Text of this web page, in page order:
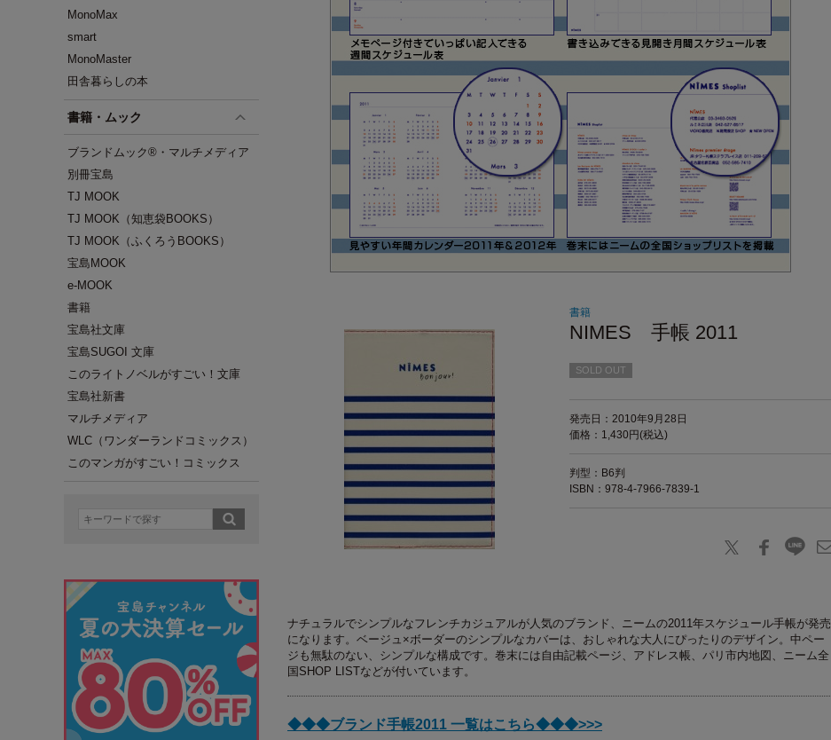
MonoMax
smart
MonoMaster
田舎暮らしの本
書籍・ムック
ブランドムック®・マルチメディア
別冊宝島
TJ MOOK
TJ MOOK（知恵袋BOOKS）
TJ MOOK（ふくろうBOOKS）
宝島MOOK
e-MOOK
書籍
宝島社文庫
宝島SUGOI 文庫
このライトノベルがすごい！文庫
宝島社新書
マルチメディア
WLC（ワンダーランドコミックス）
このマンガがすごい！コミックス
書籍
NIMES 手帳 2011
SOLD OUT
発売日：2010年9月28日
価格：1,430円(税込)
判型：B6判
ISBN：978-4-7966-7839-1
ナチュラルでシンプルなフレンチカジュアルが人気のブランド、ニームの2011年スケジュール手帳が発売
になります。ベージュ×ボーダーのシンプルなカバーは、おしゃれな大人にぴったりのデザイン。中ペー
ジも無駄のない、シンプルな構成です。巻末には自由記載ページ、アドレス帳、パリ市内地図、ニーム全
国SHOP LISTなどが付いています。
◆◆◆ブランド手帳2011 一覧はこちら◆◆◆>>>